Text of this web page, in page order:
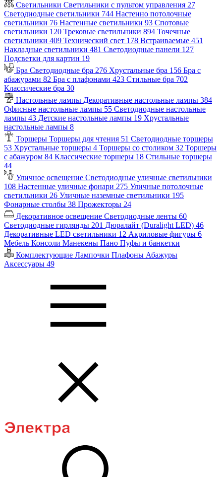
Светильники Светильники с пультом управления 27
Светодиодные светильники 744 Настенно потолочные
светильники 76 Настенные светильники 93 Спотовые
светильники 120 Трековые светильники 894 Точечные
светильники 409 Технический свет 178 Встраиваемые 451
Накладные светильники 481 Светодиодные панели 127
Подсветки для картин 19
Бра Светодиодные бра 276 Хрустальные бра 156 Бра с
абажурами 82 Бра с плафонами 423 Стильные бра 702
Классические бра 30
Настольные лампы Декоративные настольные лампы 384
Офисные настольные лампы 55 Светодиодные настольные
лампы 43 Детские настольные лампы 19 Хрустальные
настольные лампы 8
Торшеры Торшеры для чтения 51 Светодиодные торшеры
53 Хрустальные торшеры 4 Торшеры со столиком 32 Торшеры
с абажуром 84 Классические торшеры 18 Стильные торшеры
44
Уличное освещение Светодиодные уличные светильники
108 Настенные уличные фонари 275 Уличные потолочные
светильники 26 Уличные наземные светильники 195
Фонарные столбы 38 Прожекторы 24
Декоративное освещение Светодиодные ленты 60
Светодиодные гирлянды 201 Дюралайт (Duralight LED) 46
Декоративные LED светильники 12 Акриловые фигуры 6
Мебель Консоли Манекены Пано Пуфы и банкетки
Комплектующие Лампочки Плафоны Абажуры
Аксессуары 49